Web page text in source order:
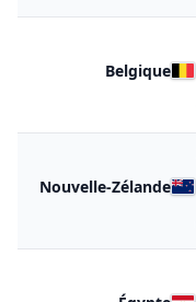
Belgique
Nouvelle-Zélande